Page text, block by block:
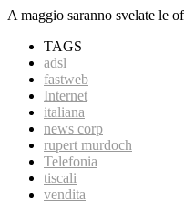
A maggio saranno svelate le
TAGS
adsl
fastweb
Internet
italiana
news corp
rupert murdoch
Telefonia
tiscali
vendita